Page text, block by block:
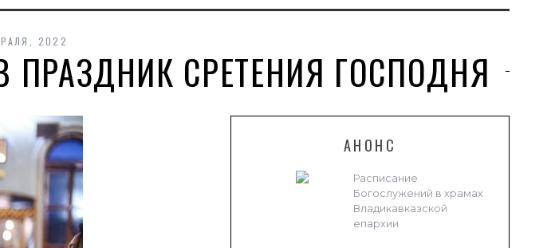
2022
ПРАЗДНИК СРЕТЕНИЯ ГОСПОДНЯ
АНОНС
Расписание
Богослужений в храмах
Владикавказской
епархии